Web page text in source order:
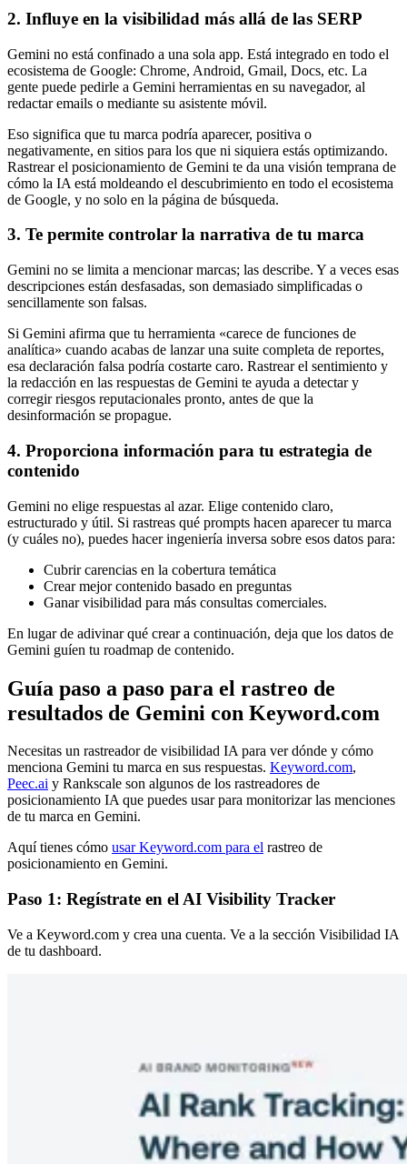
2. Influye en la visibilidad más allá de las SERP
Gemini no está confinado a una sola app. Está integrado en todo el
ecosistema de Google: Chrome, Android, Gmail, Docs, etc. La
gente puede pedirle a Gemini herramientas en su navegador, al
redactar emails o mediante su asistente móvil.
Eso significa que tu marca podría aparecer, positiva o
negativamente, en sitios para los que ni siquiera estás optimizando.
Rastrear el posicionamiento de Gemini te da una visión temprana de
cómo la IA está moldeando el descubrimiento en todo el ecosistema
de Google, y no solo en la página de búsqueda.
3. Te permite controlar la narrativa de tu marca
Gemini no se limita a mencionar marcas; las describe. Y a veces esas
descripciones están desfasadas, son demasiado simplificadas o
sencillamente son falsas.
Si Gemini afirma que tu herramienta «carece de funciones de
analítica» cuando acabas de lanzar una suite completa de reportes,
esa declaración falsa podría costarte caro. Rastrear el sentimiento y
la redacción en las respuestas de Gemini te ayuda a detectar y
corregir riesgos reputacionales pronto, antes de que la
desinformación se propague.
4. Proporciona información para tu estrategia de
contenido
Gemini no elige respuestas al azar. Elige contenido claro,
estructurado y útil. Si rastreas qué prompts hacen aparecer tu marca
(y cuáles no), puedes hacer ingeniería inversa sobre esos datos para:
Cubrir carencias en la cobertura temática
Crear mejor contenido basado en preguntas
Ganar visibilidad para más consultas comerciales.
En lugar de adivinar qué crear a continuación, deja que los datos de
Gemini guíen tu roadmap de contenido.
Guía paso a paso para el rastreo de
resultados de Gemini con Keyword.com
Necesitas un rastreador de visibilidad IA para ver dónde y cómo
menciona Gemini tu marca en sus respuestas. Keyword.com,
Peec.ai y Rankscale son algunos de los rastreadores de
posicionamiento IA que puedes usar para monitorizar las menciones
de tu marca en Gemini.
Aquí tienes cómo usar Keyword.com para el rastreo de
posicionamiento en Gemini.
Paso 1: Regístrate en el AI Visibility Tracker
Ve a Keyword.com y crea una cuenta. Ve a la sección Visibilidad IA
de tu dashboard.